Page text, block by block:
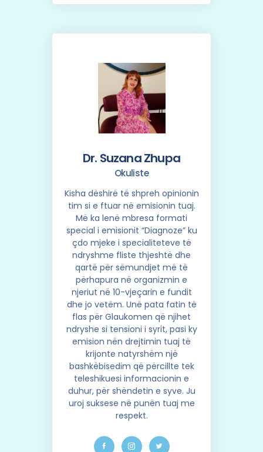
Dr. Suzana Zhupa
Okuliste
Kisha dëshirë të shpreh opinionin
tim si e ftuar në emisionin tuaj.
Më ka lenë mbresa formati
special i emisionit “Diagnoze” ku
çdo mjeke i specialiteteve të
ndryshme fliste thjeshtë dhe
qartë për sëmundjet më të
përhapura në organizmin e
njeriut në 10-vjeçarin e fundit
dhe jo vetëm. Unë pata fatin të
flas për Glaukomen që njihet
ndryshe si tensioni i syrit, pasi ky
emision nën drejtimin tuaj të
krijonte natyrshëm një
bashkëbisedim që përcillte tek
teleshikuesi informacionin e
duhur, për shëndetin e syve. Ju
uroj suksese në punën tuaj me
respekt.